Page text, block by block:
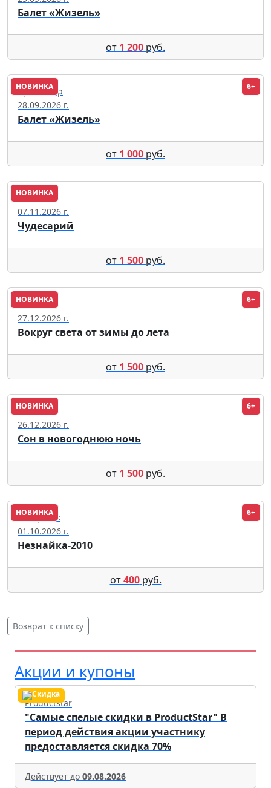
Балет «Жизель»
от 1 200 руб.
НОВИНКА 6+
Краснодар
28.09.2026 г.
Балет «Жизель»
от 1 000 руб.
НОВИНКА
Москва
07.11.2026 г.
Чудесарий
от 1 500 руб.
НОВИНКА 6+
Москва
27.12.2026 г.
Вокруг света от зимы до лета
от 1 500 руб.
НОВИНКА 6+
Москва
26.12.2026 г.
Сон в новогоднюю ночь
от 1 500 руб.
НОВИНКА 6+
Хабаровск
01.10.2026 г.
Незнайка-2010
от400руб.
Возврат к списку
Акции и купоны
Productstar
"Самые спелые скидки в ProductStar" В
период действия акции участнику
предоставляется скидка 70%
Действует до 09.08.2026